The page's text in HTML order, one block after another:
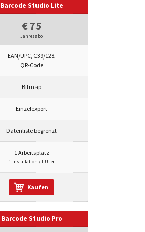
Barcode Studio Lite
€ 75
Jahresabo
EAN/UPC, C39/128,
QR-Code
Bitmap
Einzelexport
Datenliste begrenzt
1 Arbeitsplatz
1 Installation / 1 User
Kaufen
Barcode Studio Pro